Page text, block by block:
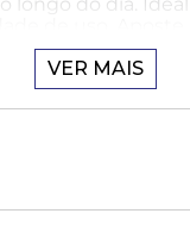
de linho azul
slim fit marinho
VER MAIS